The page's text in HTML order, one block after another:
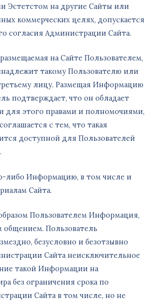
Эстетстом на другие Сайты или
коммерческих целях, допускается
согласия Администрации Сайта.
на Сайте Пользователем,
такому Пользователю или
лицу. Размещая Информацию
подтверждает, что он обладает
для этого правами и полномочиями,
с тем, что такая
доступной для Пользователей
либо Информацию, в том числе и
Сайта.
Пользователем Информация,
общением. Пользователь
безусловно и безотзывно
Сайта неисключительное
такой Информации на
без ограничения срока по
Сайта в том числе, но не